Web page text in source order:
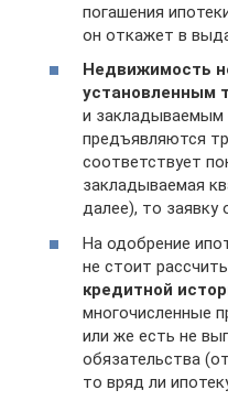
погашения
он откажет в
Недвижимость
установленным
и
предъявляются
соответствует
закладываемая
далее), то заявку
На одобрение
не стоит
кредитной
многочисленные
или же есть не
обязательства
то вряд ли